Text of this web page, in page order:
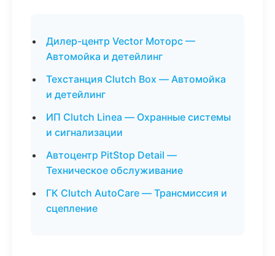
Дилер-центр Vector Моторс —
Автомойка и детейлинг
Техстанция Clutch Box — Автомойка
и детейлинг
ИП Clutch Linea — Охранные системы
и сигнализации
Автоцентр PitStop Detail —
Техническое обслуживание
ГК Clutch AutoCare — Трансмиссия и
сцепление